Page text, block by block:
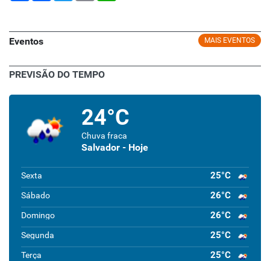
MAIS EVENTOS
Eventos
PREVISÃO DO TEMPO
24°C
Chuva fraca
Salvador - Hoje
Sexta 25°C
Sábado 26°C
Domingo 26°C
Segunda 25°C
Terça 25°C